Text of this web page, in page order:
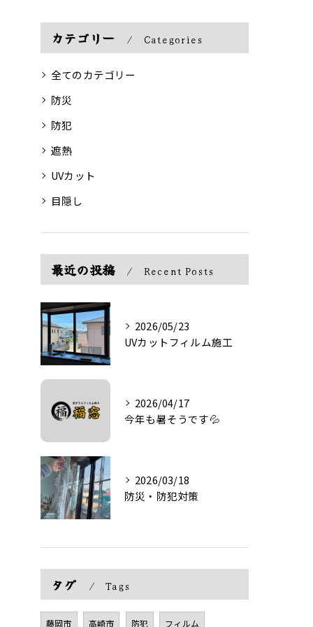
カテゴリー Categories
全てのカテゴリー
防災
防犯
遮熱
UVカット
目隠し
最近の投稿 Recent Posts
2026/05/23
UVカットフィルム施工
2026/04/17
今年も暑そうです💦
2026/03/18
防災・防犯対策
タグ Tags
藤岡市 高崎市 防犯 フィルム